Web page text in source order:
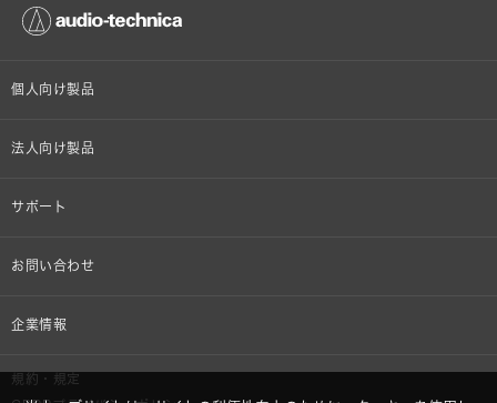
個人向け製品
オンラインストア限定
法人向け製品
設備音響機器
サポート
個人向け製品サポート
お問い合わせ
その他、メディア 取材関連等のお問い合わせ
企業情報
株式会社オーディオテクニカ
規約・規定